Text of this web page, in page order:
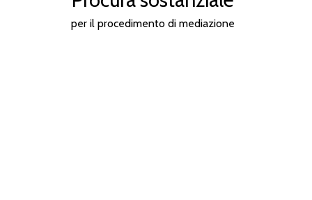
per il procedimento di mediazione